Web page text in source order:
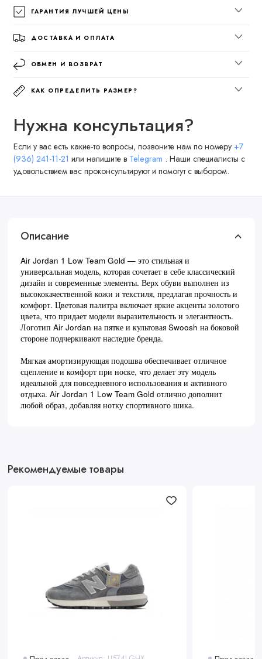
ГАРАНТИЯ ЛУЧШЕЙ ЦЕНЫ
ДОСТАВКА И ОПЛАТА
ОБМЕН И ВОЗВРАТ
КАК ОПРЕДЕЛИТЬ РАЗМЕР?
Нужна консультация?
Если у вас есть какие-то вопросы, позвоните нам по номеру +7
(936) 241-11-21 или напишите в Telegram . Наши специалисты с
удовольствием вас проконсультируют и помогут с выбором.
Описание
Air Jordan 1 Low Team Gold — это стильная и
универсальная модель, которая сочетает в себе классический
дизайн и современные элементы. Верх обуви выполнен из
высококачественной кожи и текстиля, предлагая прочность и
комфорт. Цветовая палитра включает яркие акценты золотого
цвета, что придает модели выразительность и элегантность.
Логотип Air Jordan на пятке и культовая Swoosh на боковой
стороне подчеркивают наследие бренда.
Мягкая амортизирующая подошва обеспечивает отличное
сцепление и комфорт при носке, что делает эту модель
идеальной для повседневного использования и активного
отдыха. Air Jordan 1 Low Team Gold отлично дополнит
любой образ, добавляя нотку спортивного шика.
Рекомендуемые товары